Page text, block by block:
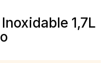
1,7L